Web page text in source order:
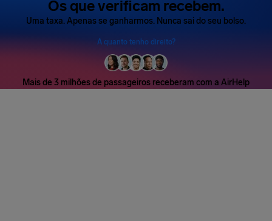
Os que verificam recebem.
Uma taxa. Apenas se ganharmos. Nunca sai do seu bolso.
A quanto tenho direito?
Mais de 3 milhões de passageiros receberam com a AirHelp